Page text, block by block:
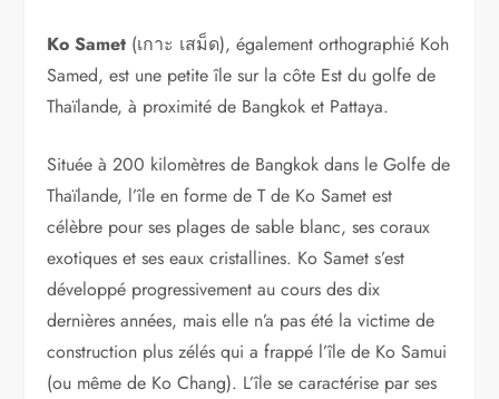
Ko Samet (เกาะ เสม็ด), également orthographié Koh
Samed, est une petite île sur la côte Est du golfe de
Thaïlande, à proximité de Bangkok et Pattaya.
Située à 200 kilomètres de Bangkok dans le Golfe de
Thaïlande, l’île en forme de T de Ko Samet est
célèbre pour ses plages de sable blanc, ses coraux
exotiques et ses eaux cristallines. Ko Samet s’est
développé progressivement au cours des dix
dernières années, mais elle n’a pas été la victime de
construction plus zélés qui a frappé l’île de Ko Samui
(ou même de Ko Chang). L’île se caractérise par ses